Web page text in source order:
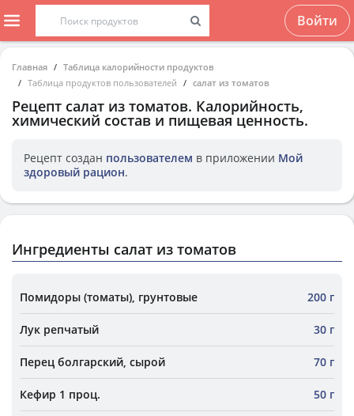
Войти
Главная
Таблица калорийности продуктов
Таблица продуктов пользователей
салат из томатов
Рецепт салат из томатов. Калорийность,
химический состав и пищевая ценность.
Рецепт создан пользователем в приложении Мой
здоровый рацион.
Ингредиенты салат из томатов
Помидоры (томаты), грунтовые 200 г
Лук репчатый 30 г
Перец болгарский, сырой 70 г
Кефир 1 проц. 50 г